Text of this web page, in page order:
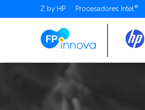
Z by HP Procesadores Intel